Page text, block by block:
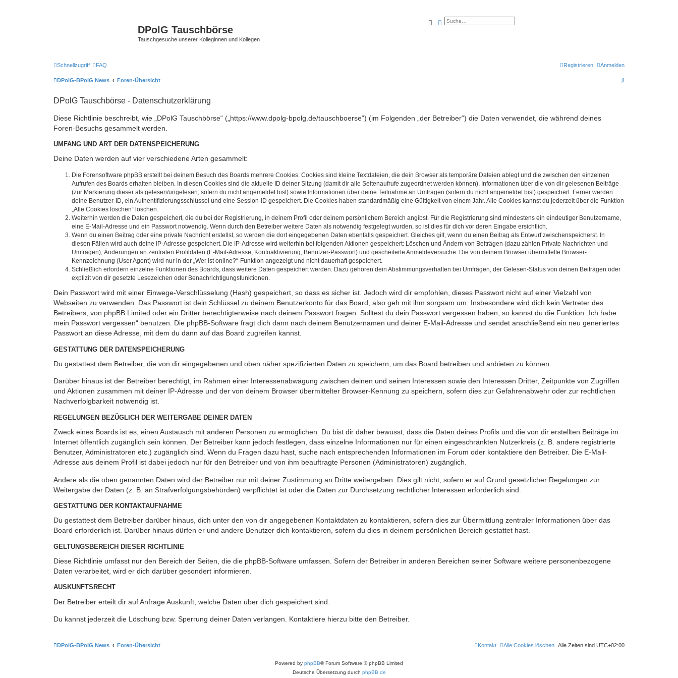
DPolG Tauschbörse
Tauschgesuche unserer Kolleginnen und Kollegen
SucheErweiterte Suche
Schnellzugriff FAQ Anmelden
Registrieren
DPolG-BPolG News Foren-Übersicht
S
DPolG Tauschbörse - Datenschutzerklärung
Diese Richtlinie beschreibt, wie „DPolG Tauschbörse“ („https://www.dpolg-bpolg.de/tauschboerse“) (im Folgenden „der Betreiber“) die Daten verwendet, die während deines
Foren-Besuchs gesammelt werden.
UMFANG UND ART DER DATENSPEICHERUNG
Deine Daten werden auf vier verschiedene Arten gesammelt:
Die Forensoftware phpBB erstellt bei deinem Besuch des Boards mehrere Cookies. Cookies sind kleine Textdateien, die dein Browser als temporäre Dateien ablegt und die zwischen den einzelnen
Aufrufen des Boards erhalten bleiben. In diesen Cookies sind die aktuelle ID deiner Sitzung (damit dir alle Seitenaufrufe zugeordnet werden können), Informationen über die von dir gelesenen Beiträge
(zur Markierung dieser als gelesen/ungelesen; sofern du nicht angemeldet bist) sowie Informationen über deine Teilnahme an Umfragen (sofern du nicht angemeldet bist) gespeichert. Ferner werden
deine Benutzer-ID, ein Authentifizierungsschlüssel und eine Session-ID gespeichert. Die Cookies haben standardmäßig eine Gültigkeit von einem Jahr. Alle Cookies kannst du jederzeit über die Funktion
„Alle Cookies löschen“ löschen.
Weiterhin werden die Daten gespeichert, die du bei der Registrierung, in deinem Profil oder deinem persönlichem Bereich angibst. Für die Registrierung sind mindestens ein eindeutiger Benutzername,
eine E-Mail-Adresse und ein Passwort notwendig. Wenn durch den Betreiber weitere Daten als notwendig festgelegt wurden, so ist dies für dich vor deren Eingabe ersichtlich.
Wenn du einen Beitrag oder eine private Nachricht erstellst, so werden die dort eingegebenen Daten ebenfalls gespeichert. Gleiches gilt, wenn du einen Beitrag als Entwurf zwischenspeicherst. In
diesen Fällen wird auch deine IP-Adresse gespeichert. Die IP-Adresse wird weiterhin bei folgenden Aktionen gespeichert: Löschen und Ändern von Beiträgen (dazu zählen Private Nachrichten und
Umfragen), Änderungen an zentralen Profildaten (E-Mail-Adresse, Kontoaktivierung, Benutzer-Passwort) und gescheiterte Anmeldeversuche. Die von deinem Browser übermittelte Browser-
Kennzeichnung (User Agent) wird nur in der „Wer ist online?“-Funktion angezeigt und nicht dauerhaft gespeichert.
Schließlich erfordern einzelne Funktionen des Boards, dass weitere Daten gespeichert werden. Dazu gehören dein Abstimmungsverhalten bei Umfragen, der Gelesen-Status von deinen Beiträgen oder
explizit von dir gesetzte Lesezeichen oder Benachrichtigungsfunktionen.
Dein Passwort wird mit einer Einwege-Verschlüsselung (Hash) gespeichert, so dass es sicher ist. Jedoch wird dir empfohlen, dieses Passwort nicht auf einer Vielzahl von
Webseiten zu verwenden. Das Passwort ist dein Schlüssel zu deinem Benutzerkonto für das Board, also geh mit ihm sorgsam um. Insbesondere wird dich kein Vertreter des
Betreibers, von phpBB Limited oder ein Dritter berechtigterweise nach deinem Passwort fragen. Solltest du dein Passwort vergessen haben, so kannst du die Funktion „Ich habe
mein Passwort vergessen“ benutzen. Die phpBB-Software fragt dich dann nach deinem Benutzernamen und deiner E-Mail-Adresse und sendet anschließend ein neu generiertes
Passwort an diese Adresse, mit dem du dann auf das Board zugreifen kannst.
GESTATTUNG DER DATENSPEICHERUNG
Du gestattest dem Betreiber, die von dir eingegebenen und oben näher spezifizierten Daten zu speichern, um das Board betreiben und anbieten zu können.
Darüber hinaus ist der Betreiber berechtigt, im Rahmen einer Interessenabwägung zwischen deinen und seinen Interessen sowie den Interessen Dritter, Zeitpunkte von Zugriffen
und Aktionen zusammen mit deiner IP-Adresse und der von deinem Browser übermittelter Browser-Kennung zu speichern, sofern dies zur Gefahrenabwehr oder zur rechtlichen
Nachverfolgbarkeit notwendig ist.
REGELUNGEN BEZÜGLICH DER WEITERGABE DEINER DATEN
Zweck eines Boards ist es, einen Austausch mit anderen Personen zu ermöglichen. Du bist dir daher bewusst, dass die Daten deines Profils und die von dir erstellten Beiträge im
Internet öffentlich zugänglich sein können. Der Betreiber kann jedoch festlegen, dass einzelne Informationen nur für einen eingeschränkten Nutzerkreis (z. B. andere registrierte
Benutzer, Administratoren etc.) zugänglich sind. Wenn du Fragen dazu hast, suche nach entsprechenden Informationen im Forum oder kontaktiere den Betreiber. Die E-Mail-
Adresse aus deinem Profil ist dabei jedoch nur für den Betreiber und von ihm beauftragte Personen (Administratoren) zugänglich.
Andere als die oben genannten Daten wird der Betreiber nur mit deiner Zustimmung an Dritte weitergeben. Dies gilt nicht, sofern er auf Grund gesetzlicher Regelungen zur
Weitergabe der Daten (z. B. an Strafverfolgungsbehörden) verpflichtet ist oder die Daten zur Durchsetzung rechtlicher Interessen erforderlich sind.
GESTATTUNG DER KONTAKTAUFNAHME
Du gestattest dem Betreiber darüber hinaus, dich unter den von dir angegebenen Kontaktdaten zu kontaktieren, sofern dies zur Übermittlung zentraler Informationen über das
Board erforderlich ist. Darüber hinaus dürfen er und andere Benutzer dich kontaktieren, sofern du dies in deinem persönlichen Bereich gestattet hast.
GELTUNGSBEREICH DIESER RICHTLINIE
Diese Richtlinie umfasst nur den Bereich der Seiten, die die phpBB-Software umfassen. Sofern der Betreiber in anderen Bereichen seiner Software weitere personenbezogene
Daten verarbeitet, wird er dich darüber gesondert informieren.
AUSKUNFTSRECHT
Der Betreiber erteilt dir auf Anfrage Auskunft, welche Daten über dich gespeichert sind.
Du kannst jederzeit die Löschung bzw. Sperrung deiner Daten verlangen. Kontaktiere hierzu bitte den Betreiber.
DPolG-BPolG News Foren-Übersicht Alle Zeiten sind UTC+02:00
Alle Cookies löschen
Kontakt
Powered by phpBB® Forum Software © phpBB Limited
Deutsche Übersetzung durch phpBB.de